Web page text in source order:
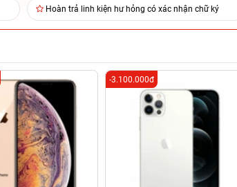
Hoàn trả linh kiện hư hỏng có xác nhận chữ ký
-3.100.000đ